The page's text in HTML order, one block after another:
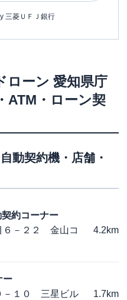
三菱ＵＦＪ銀行
ローン 愛知県庁
ATM・ローン契
動契約機・店舗・
契約コーナー
６－２２ 金山コ
4.2km
ー
－１０ 三星ビル
1.7km